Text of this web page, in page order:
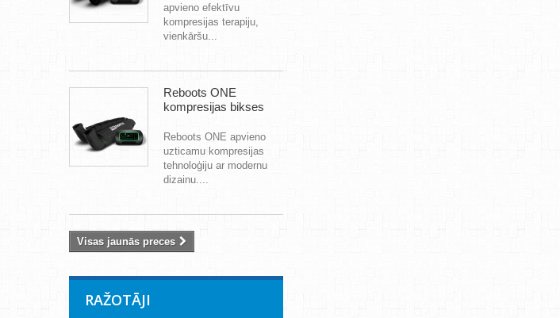
apvieno efektīvu
kompresijas terapiju,
vienkāršu...
Reboots ONE
kompresijas bikses
Reboots ONE apvieno
uzticamu kompresijas
tehnoloģiju ar modernu
dizainu....
Visas jaunās preces
RAŽOTĀJI